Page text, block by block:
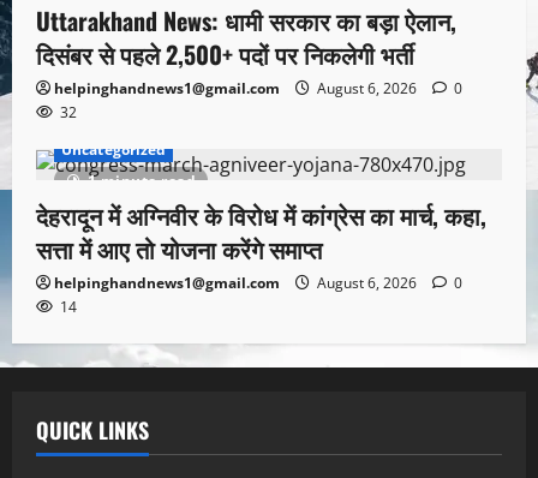
Uttarakhand News: धामी सरकार का बड़ा ऐलान,
दिसंबर से पहले 2,500+ पदों पर निकलेगी भर्ती
helpinghandnews1@gmail.com August 6, 2026
0
32
1 minute read
Uncategorized
देहरादून में अग्निवीर के विरोध में कांग्रेस का मार्च, कहा,
सत्ता में आए तो योजना करेंगे समाप्त
helpinghandnews1@gmail.com August 6, 2026
0
14
QUICK LINKS